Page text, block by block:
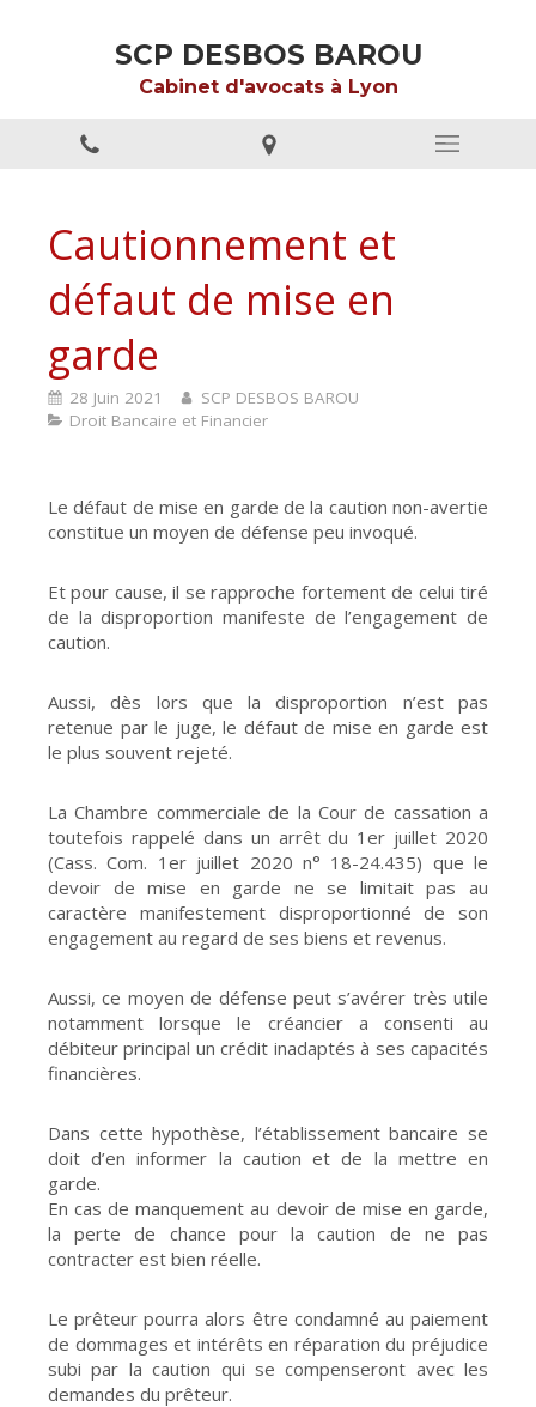
SCP DESBOS BAROU
Cabinet d'avocats à Lyon
Cautionnement et
défaut de mise en
garde
28 Juin 2021
SCP DESBOS BAROU
Droit Bancaire et Financier
Le défaut de mise en garde de la caution non-avertie
constitue un moyen de défense peu invoqué.
Et pour cause, il se rapproche fortement de celui tiré
de la disproportion manifeste de l’engagement de
caution.
Aussi, dès lors que la disproportion n’est pas
retenue par le juge, le défaut de mise en garde est
le plus souvent rejeté.
La Chambre commerciale de la Cour de cassation a
toutefois rappelé dans un arrêt du 1er juillet 2020
(Cass. Com. 1er juillet 2020 n° 18-24.435) que le
devoir de mise en garde ne se limitait pas au
caractère manifestement disproportionné de son
engagement au regard de ses biens et revenus.
Aussi, ce moyen de défense peut s’avérer très utile
notamment lorsque le créancier a consenti au
débiteur principal un crédit inadaptés à ses capacités
financières.
Dans cette hypothèse, l’établissement bancaire se
doit d’en informer la caution et de la mettre en
garde.
En cas de manquement au devoir de mise en garde,
la perte de chance pour la caution de ne pas
contracter est bien réelle.
Le prêteur pourra alors être condamné au paiement
de dommages et intérêts en réparation du préjudice
subi par la caution qui se compenseront avec les
demandes du prêteur.